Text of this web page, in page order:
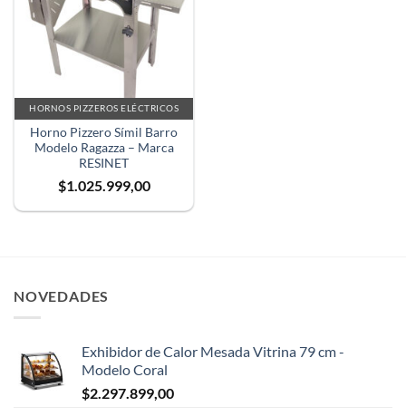
HORNOS PIZZEROS ELÉCTRICOS
Horno Pizzero Símil Barro
Modelo Ragazza – Marca
RESINET
$1.025.999,00
NOVEDADES
Exhibidor de Calor Mesada Vitrina 79 cm -
Modelo Coral
$2.297.899,00